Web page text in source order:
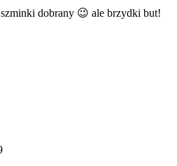
dobrany 😉 ale brzydki but!